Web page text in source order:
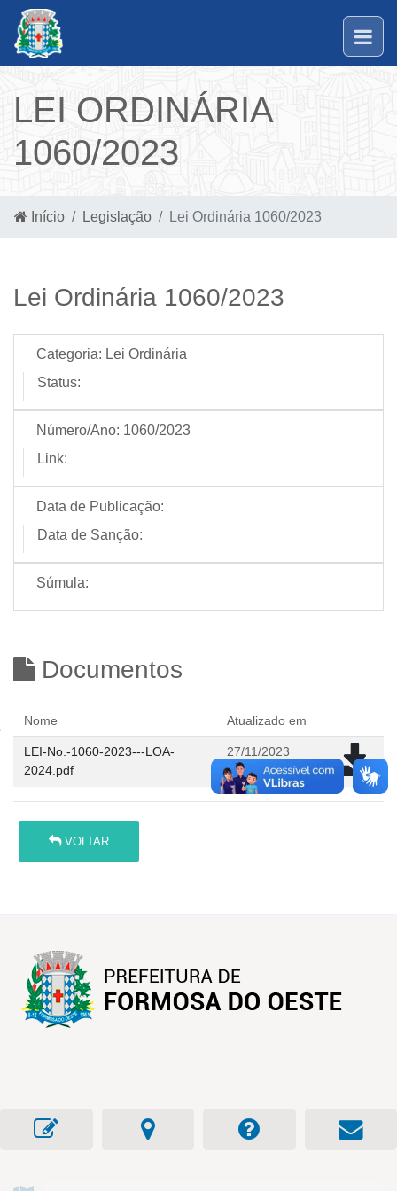
LEI ORDINÁRIA
1060/2023
Início Legislação Lei Ordinária 1060/2023
Lei Ordinária 1060/2023
Categoria: Lei Ordinária
Status:
Número/Ano: 1060/2023
Link:
Data de Publicação:
Data de Sanção:
Súmula:
Documentos
Nome Atualizado em
LEI-No.-1060-2023---LOA-
2024.pdf
27/11/2023
13:51
VOLTAR